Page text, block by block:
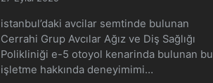
istanbul’daki avcilar semtinde bulunan
Cerrahi Grup Avcılar Ağız ve Diş Sağlığı
Polikliniği e-5 otoyol kenarinda bulunan bu
işletme hakkında deneyimimi…